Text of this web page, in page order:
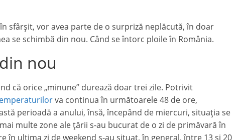
sfârșit, vor avea parte de o surpriză neplăcută, în doar
se schimbă din nou. Când se întorc ploile în România.
nou
că orice „minune” durează doar trei zile. Potrivit
va continua în următoarele 48 de ore,
perioadă a anului, însă, începând de miercuri, situația se
multe zone ale țării s-au bucurat de o zi de primăvară în
în ultima zi de weekend s-au situat, în general, între 13 și 20